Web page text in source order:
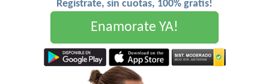
Registrate, sin cuotas, 100% gratis!
Enamorate YA!